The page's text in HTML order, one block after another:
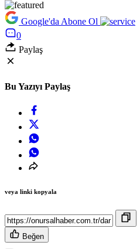
Google'da Abone Ol
0
Paylaş
Bu Yazıyı Paylaş
veya linki kopyala
Beğen